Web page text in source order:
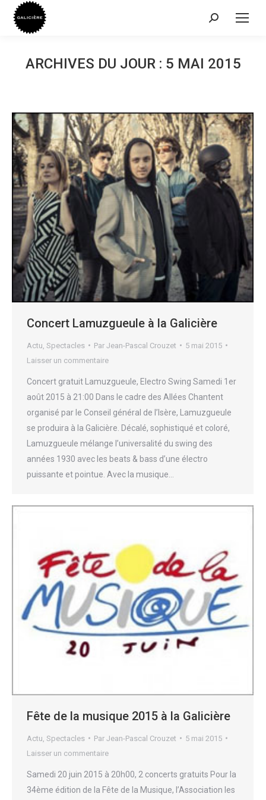
Recherche
ARCHIVES DU JOUR : 5 MAI 2015
Concert Lamuzgueule à la Galicière
Actu Spectacles Par Jean-Pascal Crouzet
5 mai 2015
Laisser un commentaire
Concert gratuit Lamuzgueule, Electro Swing Samedi 1er
août 2015 à 21:00 Dans le cadre des Allées Chantent
organisé par le Conseil général de l’Isère, Lamuzgueule
se produira à la Galicière. Décalé, sophistiqué et coloré,
Lamuzgueule mélange l’universalité du swing des
années 1930 avec les beats & bass d’une électro
puissante et pointue. Avec la musique…
Fête de la musique 2015 à la Galicière
Actu Spectacles Par Jean-Pascal Crouzet
5 mai 2015
Laisser un commentaire
Samedi 20 juin 2015 à 20h00, 2 concerts gratuits Pour la
34ème édition de la Fête de la Musique, l’Association les